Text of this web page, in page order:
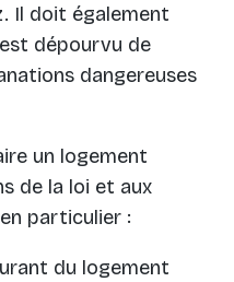
Il doit également
dépourvu de
dangereuses
un logement
de la loi et aux
particulier :
du logement